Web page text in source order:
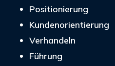
Positionierung
Kundenorientierung
Verhandeln
Führung